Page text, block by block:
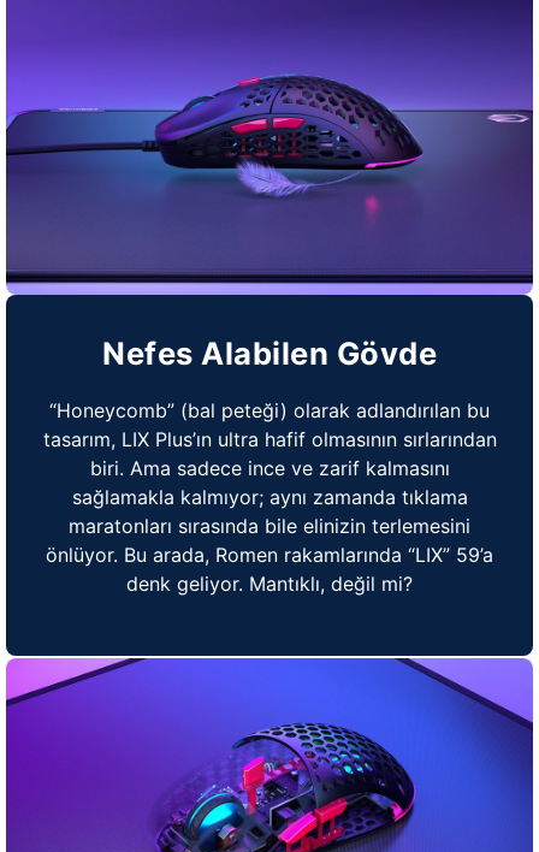
Nefes Alabilen Gövde
“Honeycomb” (bal peteği) olarak adlandırılan bu
tasarım, LIX Plus’ın ultra hafif olmasının sırlarından
biri. Ama sadece ince ve zarif kalmasını
sağlamakla kalmıyor; aynı zamanda tıklama
maratonları sırasında bile elinizin terlemesini
önlüyor. Bu arada, Romen rakamlarında “LIX” 59’a
denk geliyor. Mantıklı, değil mi?